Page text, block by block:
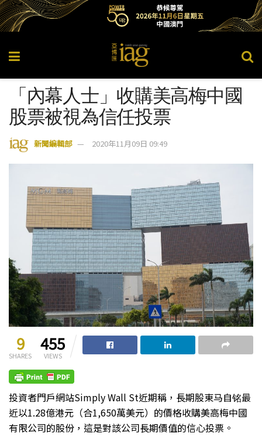
「內幕人士」收購美高梅中國
股票被視為信任投票
新聞編輯部 2020年11月09日 09:49
9
SHARES
455
VIEWS
投資者門戶網站Simply Wall St近期稱，長期股東马自铭最
近以1.28億港元（合1,650萬美元）的價格收購美高梅中國
有限公司的股份，這是對該公司長期價值的信心投票。